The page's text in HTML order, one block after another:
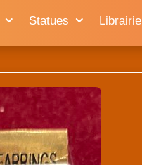
Statues Librairie